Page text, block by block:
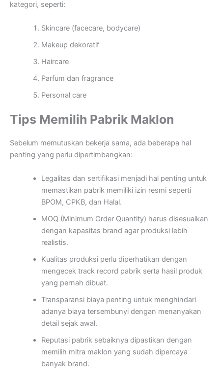
kategori, seperti:
Skincare (facecare, bodycare)
Makeup dekoratif
Haircare
Parfum dan fragrance
Personal care
Tips Memilih Pabrik Maklon
Sebelum memutuskan bekerja sama, ada beberapa hal
penting yang perlu dipertimbangkan:
Legalitas dan sertifikasi menjadi hal penting untuk
memastikan pabrik memiliki izin resmi seperti
BPOM, CPKB, dan Halal.
MOQ (Minimum Order Quantity) harus disesuaikan
dengan kapasitas brand agar produksi lebih
realistis.
Kualitas produksi perlu diperhatikan dengan
mengecek track record pabrik serta hasil produk
yang pernah dibuat.
Transparansi biaya penting untuk menghindari
adanya biaya tersembunyi dengan menanyakan
detail sejak awal.
Reputasi pabrik sebaiknya dipastikan dengan
memilih mitra maklon yang sudah dipercaya
banyak brand.